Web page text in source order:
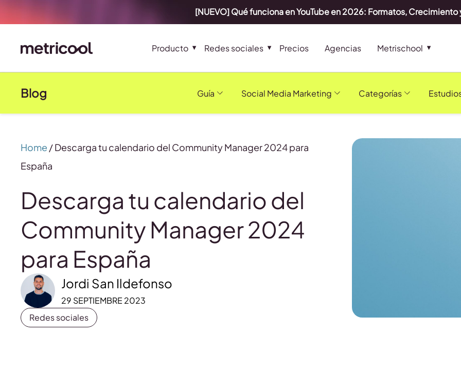
[NUEVO] Qué funciona en YouTube en 2026: Formatos, Crecimiento
Producto Redes sociales Precios Agencias Metrischool
Blog Guía Social Media Marketing Categorías
Home /Descarga tu calendario del Community Manager 2024 para
España
Descarga tu calendario del
Community Manager 2024
para España
Jordi San Ildefonso
29 SEPTIEMBRE 2023
Redes sociales